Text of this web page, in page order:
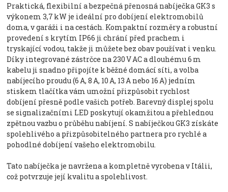
Praktická, flexibilní a bezpečná přenosná nabíječka GK3 s
výkonem 3,7 kW je ideální pro dobíjení elektromobilů
doma, v garáži i na cestách. Kompaktní rozměry a robustní
provedení s krytím IP66 ji chrání před prachem i
tryskající vodou, takže ji můžete bez obav používat i venku.
Díky integrované zástrčce na 230 V AC a dlouhému 6 m
kabelu ji snadno připojíte k běžné domácí síti, a volba
nabíjecího proudu (6 A, 8 A, 10 A, 13 A nebo 16 A) jedním
stiskem tlačítka vám umožní přizpůsobit rychlost
dobíjení přesně podle vašich potřeb. Barevný displej spolu
se signalizačními LED poskytují okamžitou a přehlednou
zpětnou vazbu o průběhu nabíjení. S nabíječkou GK3 získáte
spolehlivého a přizpůsobitelného partnera pro rychlé a
pohodlné dobíjení vašeho elektromobilu.
Tato nabíječka je navržena a kompletně vyrobena v Itálii,
což potvrzuje její kvalitu a spolehlivost.